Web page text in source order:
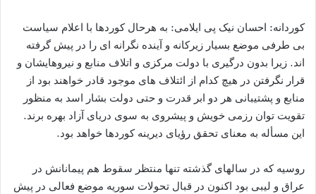
کوردانه: احسان نیک پی ایلامی: به هرحال کوردها با اعلام سیاست
بی طرفی موضع بسیار زیرکانه و آینده نگرانه ای را در پیش گرفته
اند. زیرا بدون درگیری با دولت مرکزی و اتلاف منابع و نیروهایشان و
قرار نگرفتن در هیچ کدام از ائتلاف های موجود قادر خواهند بود از
منابع و پشتیبانی هر دو ابر قدرت و حتی دولت بشار اسد به منظور
تقویت توان رزمی خویش و پیشروی به سوی دریای آزاد بهره برند.
این مسأله به معنای تحقق رؤیای دیرینه کوردها خواهد بود.
روسیه که در سالهای گذشته تنها منتظر سقوط هم پیمانانش در
عراق و لیبی بود اکنون در قبال تحولات سوریه موضع فعالی در پیش